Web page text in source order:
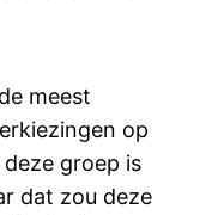
meest
op
groep is
dat zou deze